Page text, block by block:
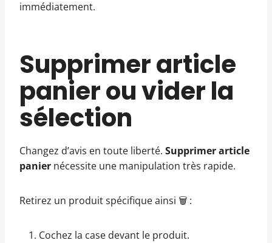
immédiatement.
Supprimer article
panier ou vider la
sélection
Changez d’avis en toute liberté. Supprimer article
panier nécessite une manipulation très rapide.
Retirez un produit spécifique ainsi 🗑️ :
Cochez la case devant le produit.